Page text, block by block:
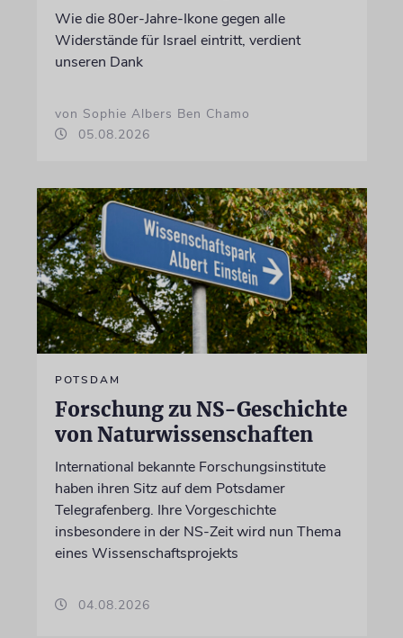
Wie die 80er-Jahre-Ikone gegen alle
Widerstände für Israel eintritt, verdient
unseren Dank
von Sophie Albers Ben Chamo
05.08.2026
POTSDAM
Forschung zu NS-Geschichte
von Naturwissenschaften
International bekannte Forschungsinstitute
haben ihren Sitz auf dem Potsdamer
Telegrafenberg. Ihre Vorgeschichte
insbesondere in der NS-Zeit wird nun Thema
eines Wissenschaftsprojekts
04.08.2026